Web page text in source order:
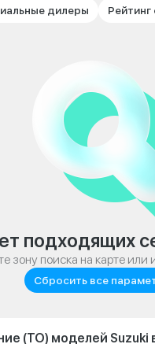
дилеры
подходящих
зону поиска на карте
Сбросить все
(ТО) моделей Suzuki